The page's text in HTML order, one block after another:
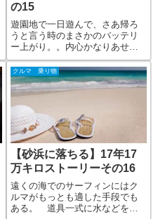
の15
遊園地で一日遊んで、さあ帰ろ
うと言う時のまさかのバッテリ
ー上がり。。内心かなりあせっ
たけれど、彼女の手前、表面上
は冷静に・・手際よく、ブース
ターケーブルを取り出して、助
手席の彼女に「ちょっと待って
て」と、さもすぐ直るかのよう
なそぶりで声をかける。
クルマ 乗り物
【砂浜に落ちる】17年17
万キロストーリーその16
遠くの海でのサーフィンにはク
ルマがもっとも適した手段でも
ある。 道具一式に水などを積